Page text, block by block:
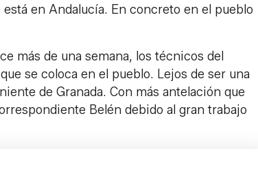
en Andalucía. En concreto en el pueblo
más de una semana, los técnicos del
se coloca en el pueblo. Lejos de ser una
de Granada. Con más antelación que
Belén debido al gran trabajo